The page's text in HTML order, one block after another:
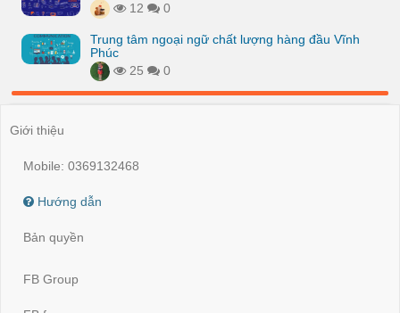
12
0
Trung tâm ngoại ngữ chất lượng hàng đầu Vĩnh
Phúc
25
0
Giới thiệu
Mobile: 0369132468
Hướng dẫn
Bản quyền
FB Group